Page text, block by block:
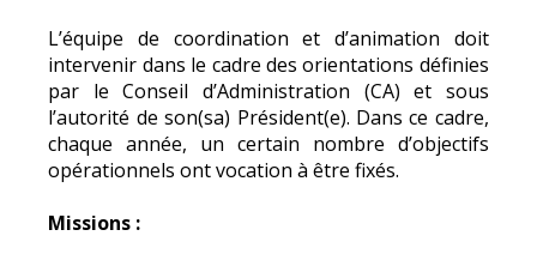
L’équipe de coordination et d’animation doit
intervenir dans le cadre des orientations définies
par le Conseil d’Administration (CA) et sous
l’autorité de son(sa) Président(e). Dans ce cadre,
chaque année, un certain nombre d’objectifs
opérationnels ont vocation à être fixés.
Missions :